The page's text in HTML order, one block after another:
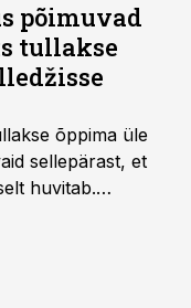
põimuvad
tullakse
õppima üle
sellepärast, et
huvitab.